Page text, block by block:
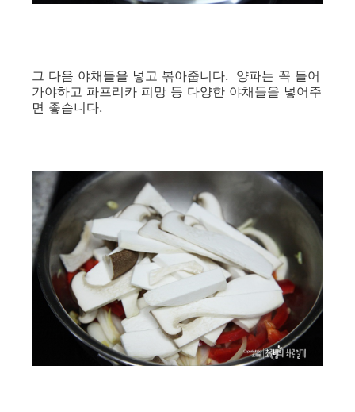
그 다음 야채들을 넣고 볶아줍니다. 양파는 꼭 들어
가야하고 파프리카 피망 등 다양한 야채들을 넣어주
면 좋습니다.